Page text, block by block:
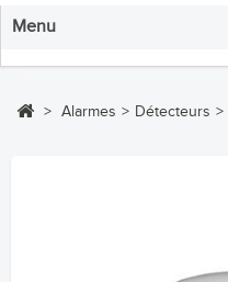
Menu
> Alarmes > Détecteurs >